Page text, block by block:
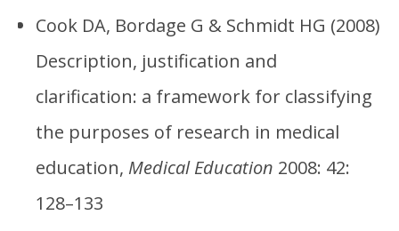
Cook DA, Bordage G & Schmidt HG (2008)
Description, justification and
clarification: a framework for classifying
the purposes of research in medical
education, Medical Education 2008: 42:
128–133